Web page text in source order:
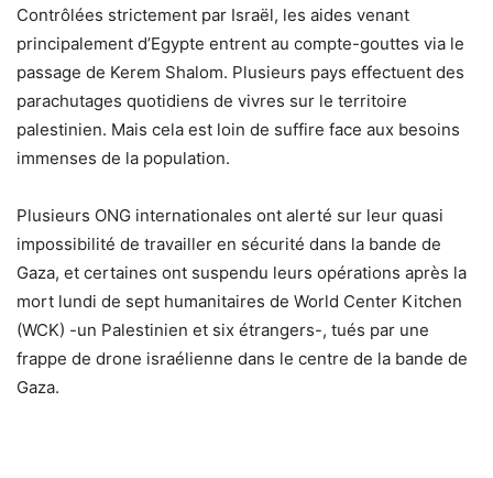
Contrôlées strictement par Israël, les aides venant
principalement d’Egypte entrent au compte-gouttes via le
passage de Kerem Shalom. Plusieurs pays effectuent des
parachutages quotidiens de vivres sur le territoire
palestinien. Mais cela est loin de suffire face aux besoins
immenses de la population.
Plusieurs ONG internationales ont alerté sur leur quasi
impossibilité de travailler en sécurité dans la bande de
Gaza, et certaines ont suspendu leurs opérations après la
mort lundi de sept humanitaires de World Center Kitchen
(WCK) -un Palestinien et six étrangers-, tués par une
frappe de drone israélienne dans le centre de la bande de
Gaza.